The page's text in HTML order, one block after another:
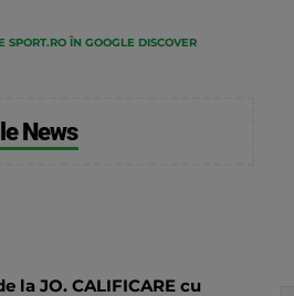
SPORT.RO ÎN GOOGLE DISCOVER
News
la JO. CALIFICARE cu